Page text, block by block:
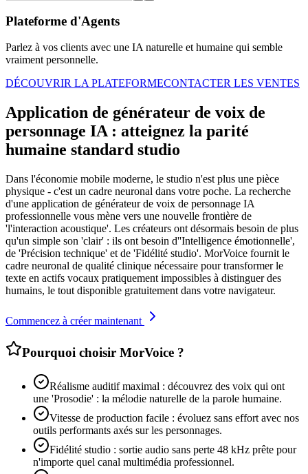
Plateforme d'Agents
Parlez à vos clients avec une IA naturelle et humaine qui semble
vraiment personnelle.
DÉCOUVRIR LA PLATEFORMECONTACTER LES VENTES
Application de générateur de voix de
personnage IA : atteignez la parité
humaine standard studio
Dans l'économie mobile moderne, le studio n'est plus une pièce
physique - c'est un cadre neuronal dans votre poche. La recherche
d'une application de générateur de voix de personnage IA
professionnelle vous mène vers une nouvelle frontière de
'l'interaction acoustique'. Les créateurs ont désormais besoin de plus
qu'un simple son 'clair' : ils ont besoin d''Intelligence émotionnelle',
de 'Précision technique' et de 'Fidélité studio'. MorVoice fournit le
cadre neuronal de qualité clinique nécessaire pour transformer le
texte en actifs vocaux pratiquement impossibles à distinguer des
humains, le tout disponible gratuitement dans votre navigateur.
Commencez à créer maintenant
Pourquoi choisir MorVoice ?
Réalisme auditif maximal : découvrez des voix qui ont
une 'Prosodie' : la mélodie naturelle de la parole humaine.
Vitesse de production facile : évoluez sans effort avec nos
outils performants axés sur les personnages.
Fidélité studio : sortie audio sans perte 48 kHz prête pour
n'importe quel canal multimédia professionnel.